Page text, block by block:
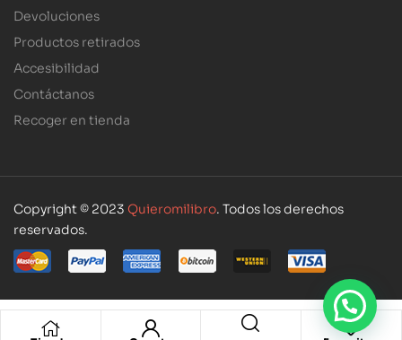
Devoluciones
Productos retirados
Accesibilidad
Contáctanos
Recoger en tienda
Copyright © 2023 Quieromilibro. Todos los derechos
reservados.